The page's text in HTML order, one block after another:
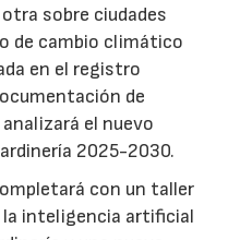
sobre ciudades
de cambio climático
en el registro
de
el nuevo
2025-2030.
con un taller
la inteligencia artificial